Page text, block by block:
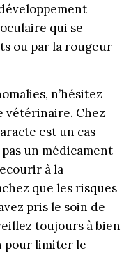
qui se
ou par la rougeur
n’hésitez
vétérinaire. Chez
est un cas
un médicament
à la
que les risques
pris le soin de
toujours à bien
pour limiter le